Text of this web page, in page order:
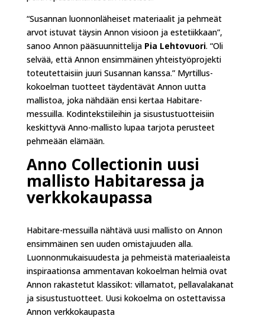
“Susannan luonnonläheiset materiaalit ja pehmeät
arvot istuvat täysin Annon visioon ja estetiikkaan”,
sanoo Annon pääsuunnittelija Pia Lehtovuori. “Oli
selvää, että Annon ensimmäinen yhteistyöprojekti
toteutettaisiin juuri Susannan kanssa.” Myrtillus-
kokoelman tuotteet täydentävät Annon uutta
mallistoa, joka nähdään ensi kertaa Habitare-
messuilla. Kodintekstiileihin ja sisustustuotteisiin
keskittyvä Anno-mallisto lupaa tarjota perusteet
pehmeään elämään.
Anno Collectionin uusi
mallisto Habitaressa ja
verkkokaupassa
Habitare-messuilla nähtävä uusi mallisto on Annon
ensimmäinen sen uuden omistajuuden alla.
Luonnonmukaisuudesta ja pehmeistä materiaaleista
inspiraationsa ammentavan kokoelman helmiä ovat
Annon rakastetut klassikot: villamatot, pellavalakanat
ja sisustustuotteet. Uusi kokoelma on ostettavissa
Annon verkkokaupasta